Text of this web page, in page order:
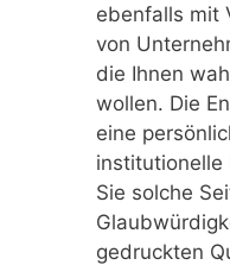
ebenfalls mit
von
die Ihnen
wollen. Die
eine
institutionelle
Sie solche
gedruckten